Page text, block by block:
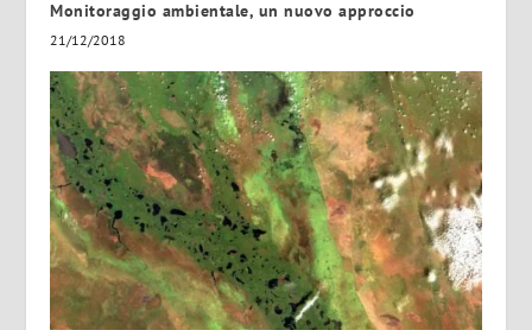
Monitoraggio ambientale, un nuovo approccio
21/12/2018